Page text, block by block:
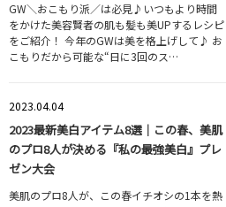
GW＼おこもり派／は必見♪いつもより時間
をかけた美容賢者の肌も髪も美UPするレシピ
をご紹介！ 今年のGWは美を格上げして♪ お
こもりだから可能な“日に3回のス…
2023.04.04
2023最新美白アイテム8選｜この春、美肌
のプロ8人が決める『私の最強美白』プレ
ゼン大会
美肌のプロ8人が、この春イチオシの1本を熱